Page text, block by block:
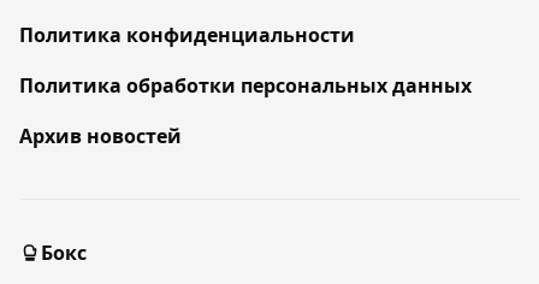
Политика конфиденциальности
Политика обработки персональных данных
Архив новостей
Бокс